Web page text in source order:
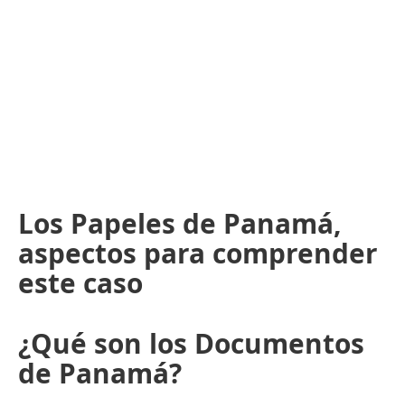
Los Papeles de Panamá,
aspectos para comprender
este caso
¿Qué son los Documentos
de Panamá?